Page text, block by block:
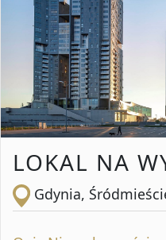
LOKAL NA
Gdynia,